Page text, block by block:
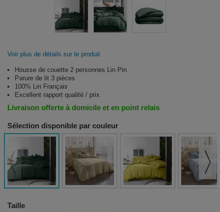
Voir plus de détails sur le produit
Housse de couette 2 personnes Lin Pin
Parure de lit 3 pièces
100% Lin Français
Excellent rapport qualité / prix
Livraison offerte à domicile et en point relais
Sélection disponible par couleur
Taille